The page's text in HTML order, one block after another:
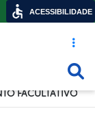
Acesso
FACULTATIVO
ACESSIBILIDADE